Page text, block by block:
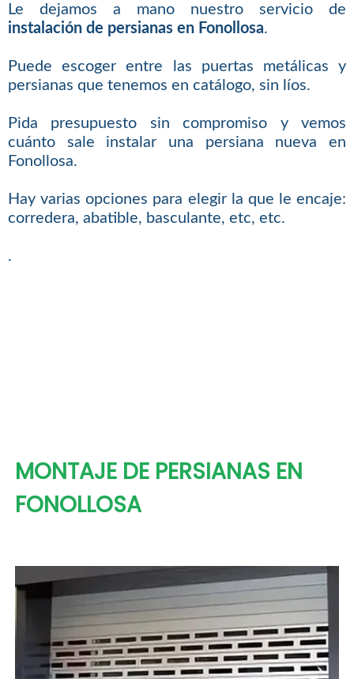
Le dejamos a mano nuestro servicio de
instalación de persianas en Fonollosa.
Puede escoger entre las puertas metálicas y
persianas que tenemos en catálogo, sin líos.
Pida presupuesto sin compromiso y vemos
cuánto sale instalar una persiana nueva en
Fonollosa.
Hay varias opciones para elegir la que le encaje:
corredera, abatible, basculante, etc, etc.
.
MONTAJE DE PERSIANAS EN
FONOLLOSA